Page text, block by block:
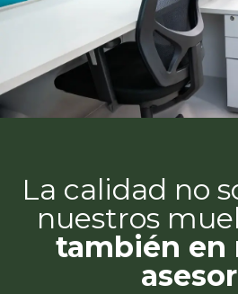
La calidad no
nuestros
también en